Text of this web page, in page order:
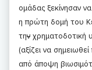
ομάδας ξεκίνησαν
η πρώτη δομή του
την χρηματοδοτική
(αξίζει να
από άποψη